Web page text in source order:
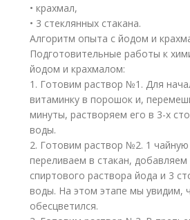
• крахмал,
• 3 стеклянных стакана.
Алгоритм опыта с йодом и
Подготовительные работы к
йодом и крахмалом:
1. Готовим раствор №1. Для
витаминку в порошок и,
минуты, растворяем его в 3-х
воды.
2. Готовим раствор №2. 1
переливаем в стакан,
спиртового раствора йода и 3
воды. На этом этапе мы увидим,
обесцветился.